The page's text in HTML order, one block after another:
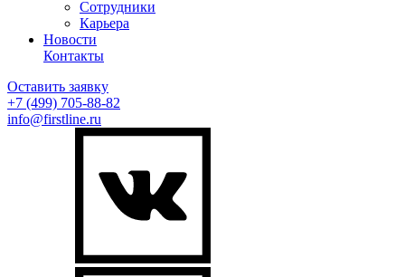
Сотрудники
Карьера
Новости
Контакты
Оставить заявку
+7 (499) 705-88-82
info@firstline.ru